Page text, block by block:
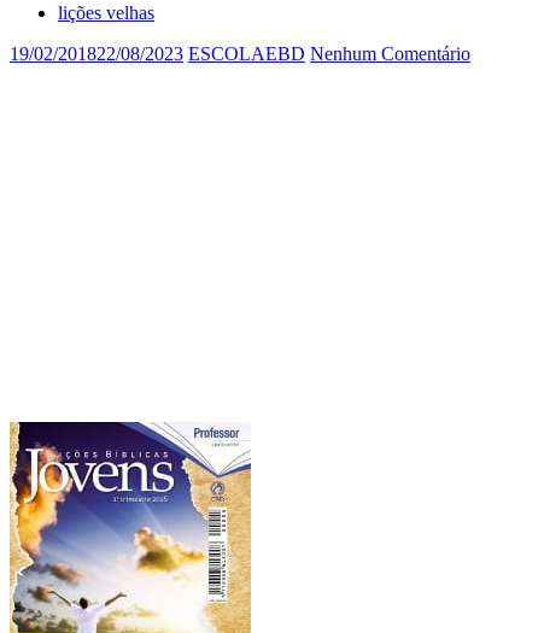
lições velhas
19/02/201822/08/2023 ESCOLAEBD Nenhum Comentário